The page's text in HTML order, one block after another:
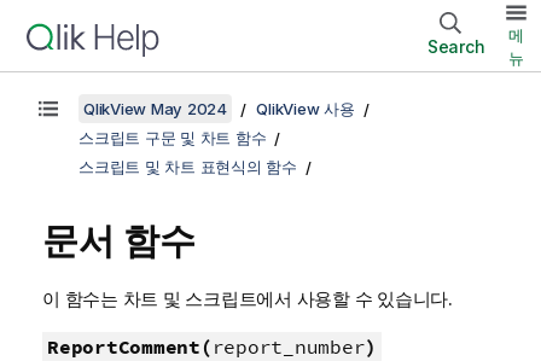
Search
메
뉴
QlikView May 2024
QlikView 사용
스크립트 구문 및 차트 함수
스크립트 및 차트 표현식의 함수
문서 함수
이 함수는 차트 및 스크립트에서 사용할 수 있습니다.
ReportComment( report_number)